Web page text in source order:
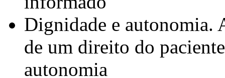
Dignidade e autonomia.
de um direito do
autonomia